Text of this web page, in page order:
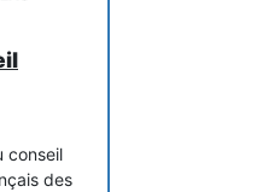
conseil
des